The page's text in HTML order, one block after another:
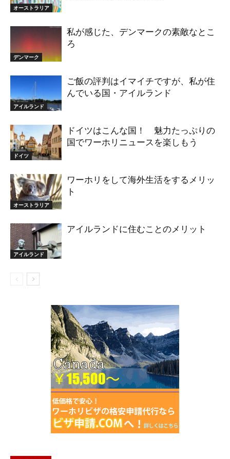
オーストラリア
デンマーク
私が感じた、デンマークの素敵なとこ
ろ
アイルランド
ご飯の評判はイマイチですが、私が住
んでいる国・アイルランド
ドイツ
ドイツはこんな国！ 魅力たっぷりの
国でワーホリニュースを楽しもう
オーストラリア
ワーホリをして海外生活をするメリッ
ト
アイルランド
アイルランドに住むことのメリット